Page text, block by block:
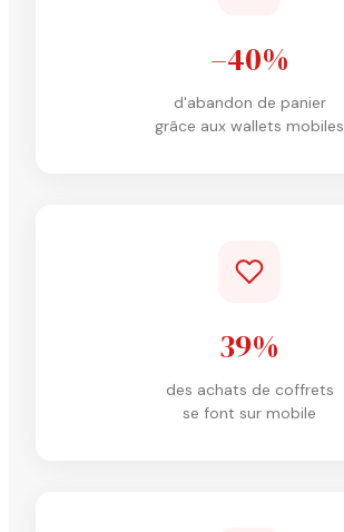
–40%
d'abandon de panier
grâce aux wallets mobiles
39%
des achats de coffrets
se font sur mobile